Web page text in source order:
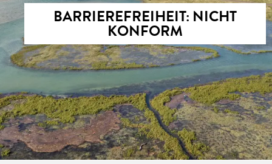
BARRIEREFREIHEIT: NICHT
KONFORM